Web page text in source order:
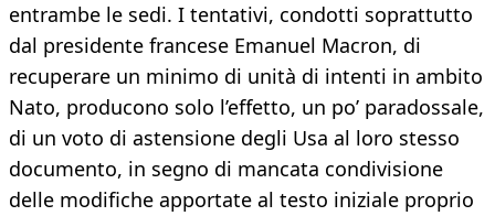
entrambe le sedi. I tentativi, condotti soprattutto
dal presidente francese Emanuel Macron, di
recuperare un minimo di unità di intenti in ambito
Nato, producono solo l’effetto, un po’ paradossale,
di un voto di astensione degli Usa al loro stesso
documento, in segno di mancata condivisione
delle modifiche apportate al testo iniziale proprio